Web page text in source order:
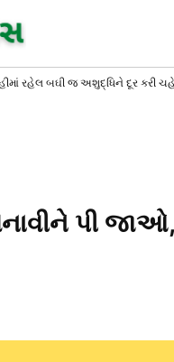
FITNESS
રહેલ બઘી જ અશુદ્ધિને દૂર કરી
પી જાઓ,